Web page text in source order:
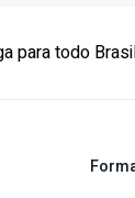
para todo